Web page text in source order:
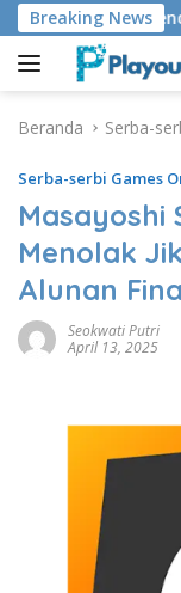
Langsung
ke
konten
Breaking News
Mobile Legends
Beranda Serba-
Serba-serbi Games
Masayoshi
Menolak
Alunan
Seokwati Putri
April 13, 2025